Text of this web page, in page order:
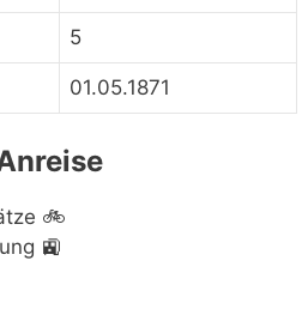
5
01.05.1871
🚲
🚉